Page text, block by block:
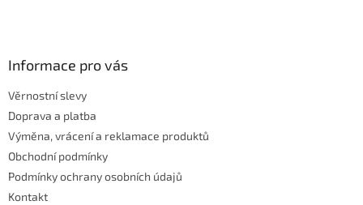
Informace pro vás
Věrnostní slevy
Doprava a platba
Výměna, vrácení a reklamace produktů
Obchodní podmínky
Podmínky ochrany osobních údajů
Kontakt